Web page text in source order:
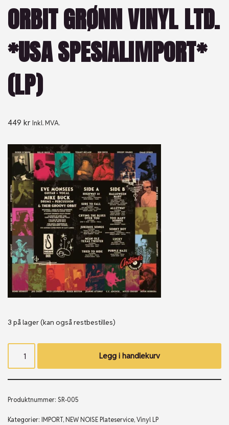
ORBIT GRØNN VINYL LTD.
*USA SPESIALIMPORT*
(LP)
449 kr Inkl. MVA.
3 på lager (kan også restbestilles)
Legg i handlekurv
Produktnummer: SR-005
Kategorier: IMPORT, NEW NOISE Plateservice,Vinyl LP